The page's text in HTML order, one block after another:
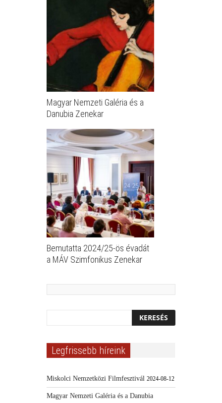
Magyar Nemzeti Galéria és a
Danubia Zenekar
Bemutatta 2024/25-ös évadát
a MÁV Szimfonikus Zenekar
Legfrissebb híreink
Miskolci Nemzetközi Filmfesztivál 2024-08-12
Magyar Nemzeti Galéria és a Danubia